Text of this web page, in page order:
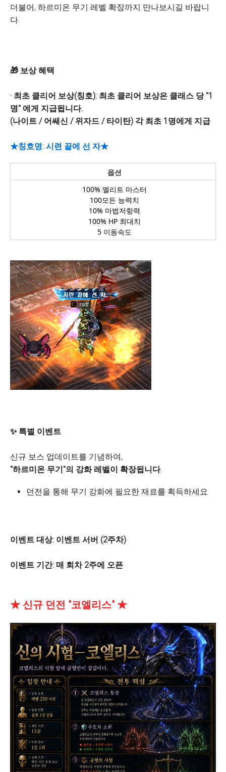
더불어, 하르미온 무기 레벨 확장까지 만나보시길 바랍니
다.
🎁 보상 혜택
· 최초 클리어 보상(칭호): 최초 클리어 보상은 클래스 당 "1
명" 에게 지급됩니다.
(나이트 / 어쌔신 / 위자드 / 타이탄) 각 최초 1명에게 지급
★칭호명: 시련 끝에 선 자★
옵션
100% 엘리트 마스터
100모든 능력치
10% 마법저항력
100% HP 최대치
5 이동속도
✨ 특별 이벤트
신규 보스 업데이트를 기념하여,
"하르미온 무기"의 강화 레벨이 확장됩니다.
던전을 통해 무기 강화에 필요한 재료를 획득하세요
이벤트 대상: 이벤트 서버 (2주차)
이벤트 기간: 매 회차 2주에 오픈
★ 신규 던전 "코엘리스" ★